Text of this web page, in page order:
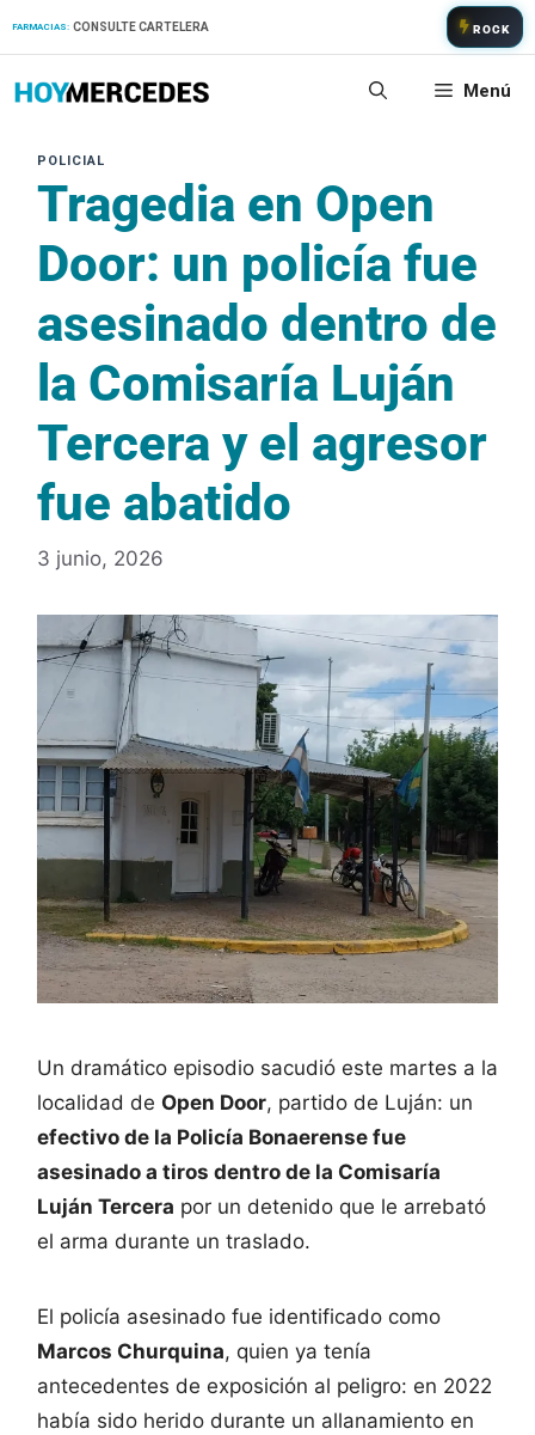
FARMACIAS: CONSULTE CARTELERA ROCK
Menú
Tragedia en Open
Door: un policía fue
asesinado dentro de
la Comisaría Luján
Tercera y el agresor
fue abatido
3 junio, 2026
Un dramático episodio sacudió este martes a la
localidad de Open Door, partido de Luján: un
efectivo de la Policía Bonaerense fue
asesinado a tiros dentro de la Comisaría
Luján Tercera por un detenido que le arrebató
el arma durante un traslado.
El policía asesinado fue identificado como
Marcos Churquina, quien ya tenía
antecedentes de exposición al peligro: en 2022
había sido herido durante un allanamiento en